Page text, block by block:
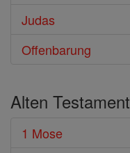
Judas
Offenbarung
Alten Testament
1 Mose